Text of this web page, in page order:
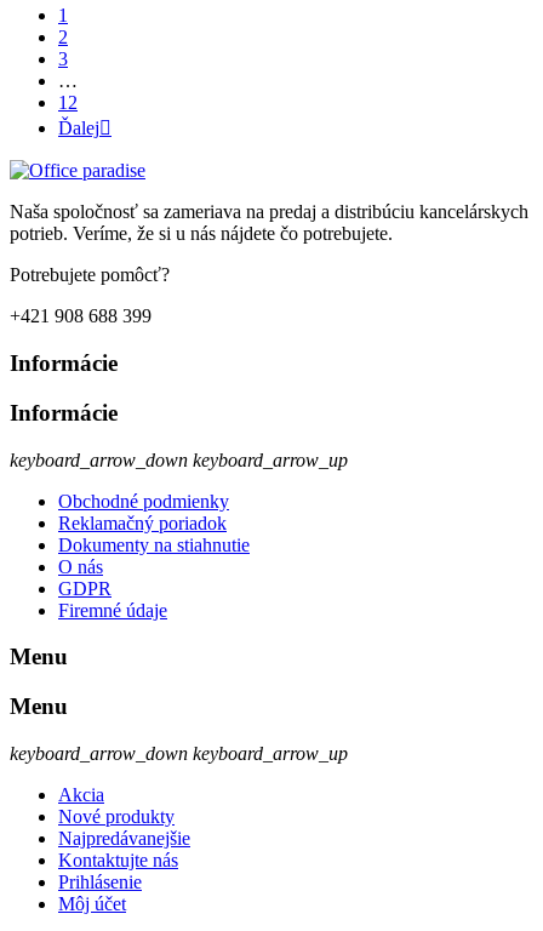
1
2
3
…
12
Ďalej
Naša spoločnosť sa zameriava na predaj a distribúciu kancelárskych
potrieb. Veríme, že si u nás nájdete čo potrebujete.
Potrebujete pomôcť?
+421 908 688 399
Informácie
Informácie
keyboard_arrow_down keyboard_arrow_up
Obchodné podmienky
Reklamačný poriadok
Dokumenty na stiahnutie
O nás
GDPR
Firemné údaje
Menu
Menu
keyboard_arrow_down keyboard_arrow_up
Akcia
Nové produkty
Najpredávanejšie
Kontaktujte nás
Prihlásenie
Môj účet